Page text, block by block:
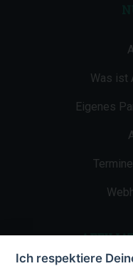
Was ist
Eigenes
Ich respektiere